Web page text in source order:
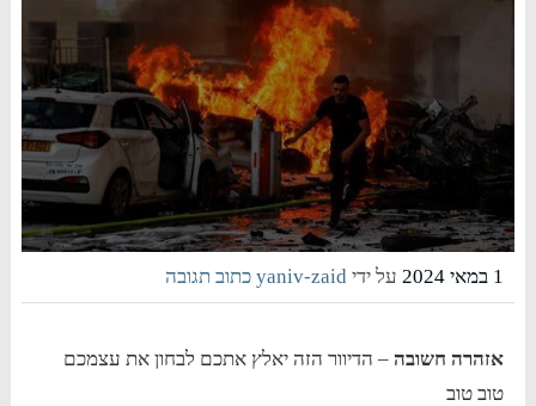
1 במאי 2024 על ידי yaniv-zaid כתוב תגובה
אזהרה חשובה – הדיוור הזה יאלץ אתכם לבחון את עצמכם
טוב טוב